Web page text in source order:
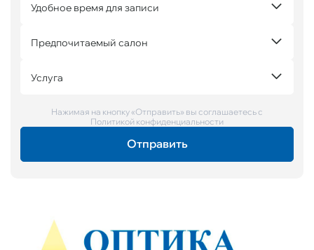
Удобное время для записи
Предпочитаемый салон
Услуга
Нажимая на кнопку «Отправить» вы соглашаетесь с
Политикой конфиденциальности